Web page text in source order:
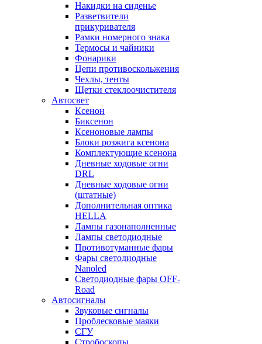
Накидки на сиденье
Разветвители
прикуривателя
Рамки номерного знака
Термосы и чайники
Фонарики
Цепи противоскольжения
Чехлы, тенты
Щетки стеклоочистителя
Автосвет
Ксенон
Биксенон
Ксеноновые лампы
Блоки розжига ксенона
Комплектующие ксенона
Дневные ходовые огни
DRL
Дневные ходовые огни
(штатные)
Дополнительная оптика
HELLA
Лампы газонаполненные
Лампы светодиодные
Противотуманные фары
Фары светодиодные
Nanoled
Светодиодные фары OFF-
Road
Автосигналы
Звуковые сигналы
Проблесковые маяки
СГУ
Стробоскопы